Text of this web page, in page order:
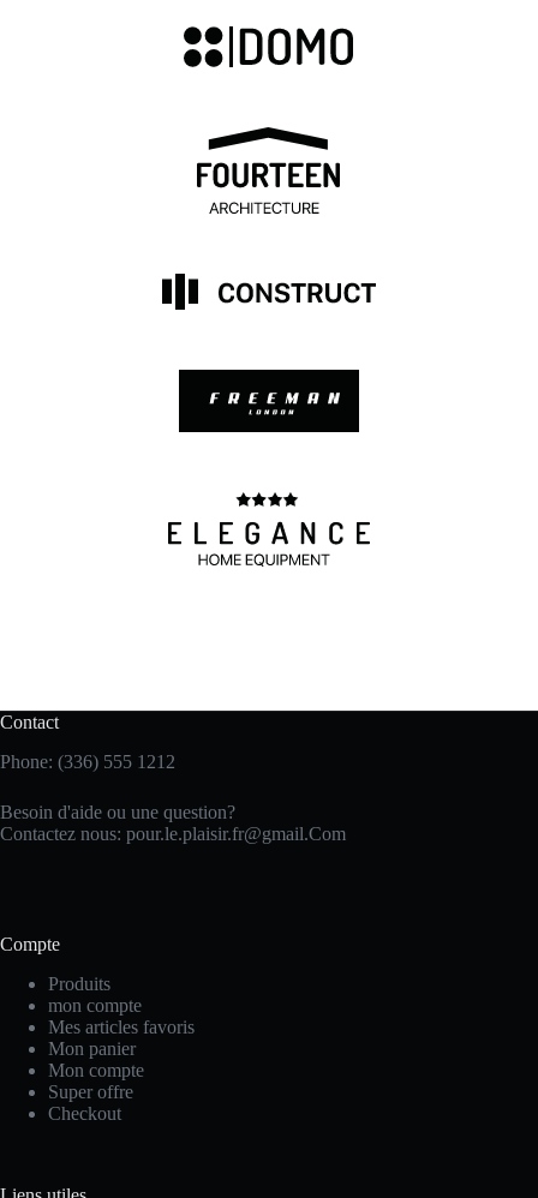
Contact
Phone: (336) 555 1212
Besoin d'aide ou une question?
Contactez nous: pour.le.plaisir.fr@gmail.Com
Compte
Produits
mon compte
Mes articles favoris
Mon panier
Mon compte
Super offre
Checkout